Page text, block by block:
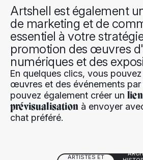
Artshell est également
de marketing et de
essentiel à votre
promotion des œuvres
numériques et des
En quelques clics, vous
œuvres et des événements par
pouvez également créer un
prévisualisation à envoyer
chat préféré.
ARTISTES ET